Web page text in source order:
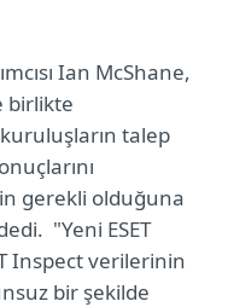
Ian McShane,
birlikte
talep
gerekli olduğuna
"Yeni ESET
Inspect verilerinin
bir şekilde